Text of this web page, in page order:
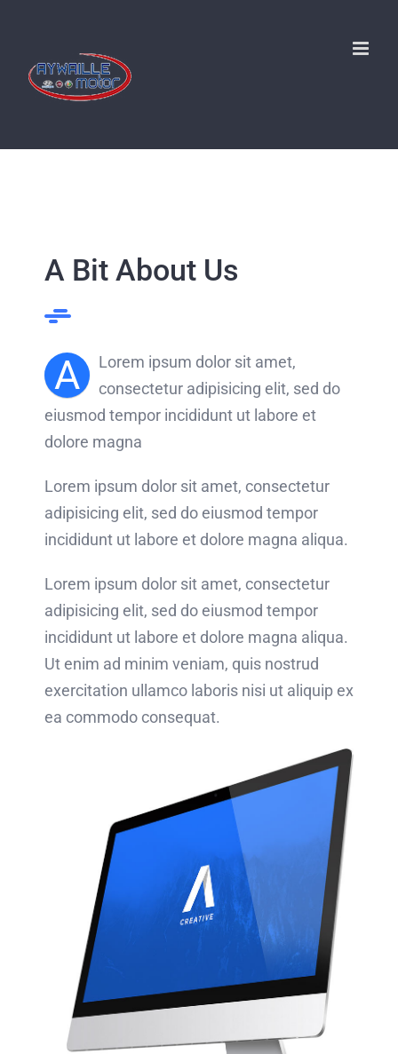
contenu
A Bit About Us
A
Lorem ipsum dolor sit amet,
consectetur adipisicing elit, sed do
eiusmod tempor incididunt ut labore et
dolore magna
Lorem ipsum dolor sit amet, consectetur
adipisicing elit, sed do eiusmod tempor
incididunt ut labore et dolore magna aliqua.
Lorem ipsum dolor sit amet, consectetur
adipisicing elit, sed do eiusmod tempor
incididunt ut labore et dolore magna aliqua.
Ut enim ad minim veniam, quis nostrud
exercitation ullamco laboris nisi ut aliquip ex
ea commodo consequat.